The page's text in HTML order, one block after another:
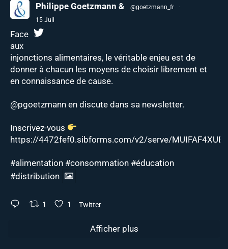
Philippe Goetzmann & @goetzmann_fr
·
15 Juil
Face
aux
injonctions alimentaires, le véritable enjeu est de
donner à chacun les moyens de choisir librement et
en connaissance de cause.
@pgoetzmann en discute dans sa newsletter.
Inscrivez-vous
https://4472fef0.sibforms.com/v2/serve/
#alimentation #consommation #éducation
#distribution
1 1 Twitter
Afficher plus